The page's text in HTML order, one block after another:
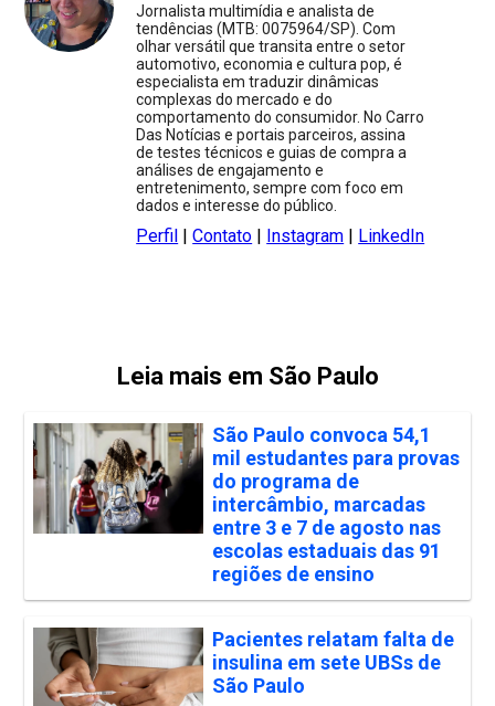
Jornalista multimídia e analista de
tendências (MTB: 0075964/SP). Com
olhar versátil que transita entre o setor
automotivo, economia e cultura pop, é
especialista em traduzir dinâmicas
complexas do mercado e do
comportamento do consumidor. No Carro
Das Notícias e portais parceiros, assina
de testes técnicos e guias de compra a
análises de engajamento e
entretenimento, sempre com foco em
dados e interesse do público.
Perfil |Contato | Instagram | LinkedIn
Leia mais em São Paulo
São Paulo convoca 54,1
mil estudantes para provas
do programa de
intercâmbio, marcadas
entre 3 e 7 de agosto nas
escolas estaduais das 91
regiões de ensino
Pacientes relatam falta de
insulina em sete UBSs de
São Paulo